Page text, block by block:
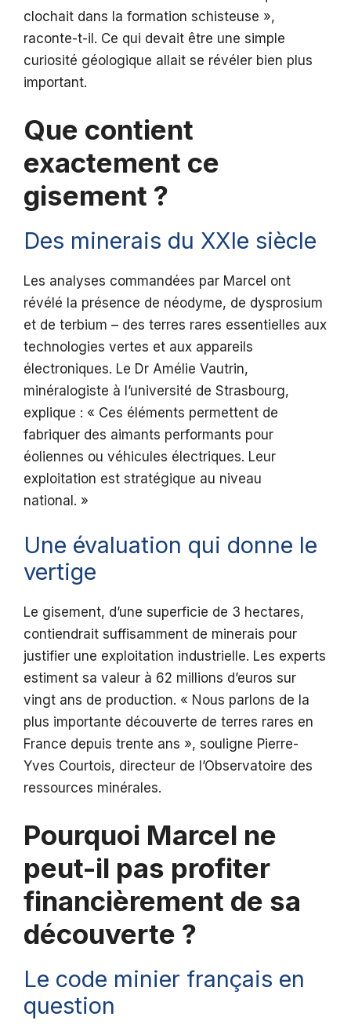
clochait dans la formation schisteuse »,
raconte-t-il. Ce qui devait être une simple
curiosité géologique allait se révéler bien plus
important.
Que contient
exactement ce
gisement ?
Des minerais du XXIe siècle
Les analyses commandées par Marcel ont
révélé la présence de néodyme, de dysprosium
et de terbium – des terres rares essentielles aux
technologies vertes et aux appareils
électroniques. Le Dr Amélie Vautrin,
minéralogiste à l’université de Strasbourg,
explique : « Ces éléments permettent de
fabriquer des aimants performants pour
éoliennes ou véhicules électriques. Leur
exploitation est stratégique au niveau
national. »
Une évaluation qui donne le
vertige
Le gisement, d’une superficie de 3 hectares,
contiendrait suffisamment de minerais pour
justifier une exploitation industrielle. Les experts
estiment sa valeur à 62 millions d’euros sur
vingt ans de production. « Nous parlons de la
plus importante découverte de terres rares en
France depuis trente ans », souligne Pierre-
Yves Courtois, directeur de l’Observatoire des
ressources minérales.
Pourquoi Marcel ne
peut-il pas profiter
financièrement de sa
découverte ?
Le code minier français en
question